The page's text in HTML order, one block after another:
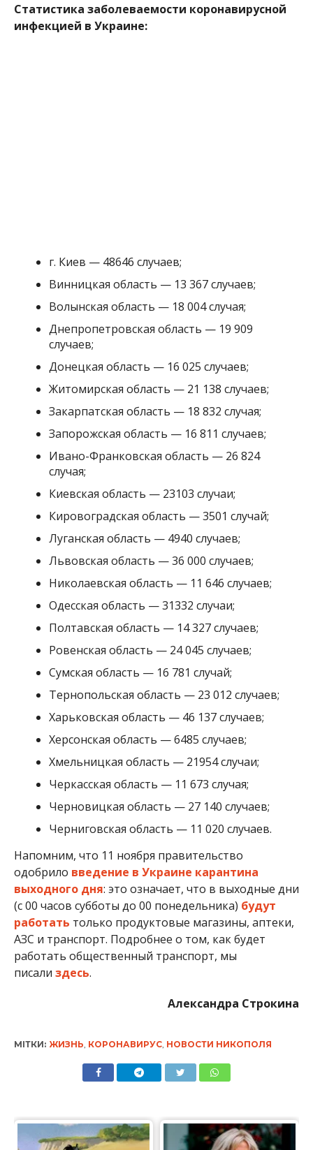
Ивано-Франковская область — 26 824
Киевская область — 23103 случаи;
Кировоградская область — 3501 случай;
Луганская область — 4940 случаев;
Львовская область — 36 000 случаев;
Николаевская область — 11 646 случаев;
Одесская область — 31332 случаи;
Полтавская область — 14 327 случаев;
Ровенская область — 24 045 случаев;
Сумская область — 16 781 случай;
Тернопольская область — 23 012 случаев;
Харьковская область — 46 137 случаев;
Херсонская область — 6485 случаев;
Хмельницкая область — 21954 случаи;
Черкасская область — 11 673 случая;
Черновицкая область — 27 140 случаев;
Черниговская область — 11 020 случаев.
Напомним, что 11 ноября правительство
одобриловведение в Украине карантина
выходного дня: это означает, что в выходные дни
(с 00 часов субботы до 00 понедельника)
работать
только продуктовые магазины, аптеки,
АЗС и транспорт. Подробнее о том, как будет
работать общественный транспорт, мы
писализдесь
Александра Строкина
МІТКИ: КОРОНАВИРУС